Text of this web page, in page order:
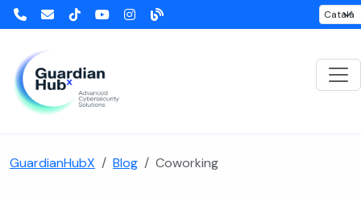
GuardianHubX Blog Coworking